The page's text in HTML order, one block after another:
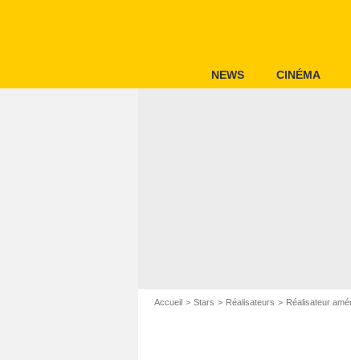
NEWS CINÉMA
Accueil Stars Réalisateurs Réalisateur